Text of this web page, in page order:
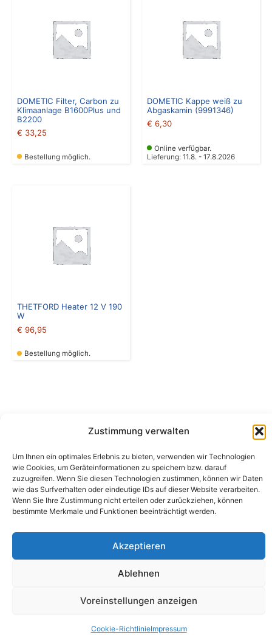
Zustimmung verwalten
Um Ihnen ein optimales Erlebnis zu bieten, verwenden wir Technologien
wie Cookies, um Geräteinformationen zu speichern bzw. darauf
zuzugreifen. Wenn Sie diesen Technologien zustimmen, können wir Daten
wie das Surfverhalten oder eindeutige IDs auf dieser Website verarbeiten.
Wenn Sie Ihre Zustimmung nicht erteilen oder zurückziehen, können
bestimmte Merkmale und Funktionen beeinträchtigt werden.
Akzeptieren
Ablehnen
Voreinstellungen anzeigen
Cookie-RichtlinieImpressum
DOMETIC Filter, Carbon zu
Klimaanlage B1600Plus und
B2200
€ 33,25
Bestellung möglich.
DOMETIC Kappe weiß zu
Abgaskamin (9991346)
€ 6,30
Online verfügbar.
Lieferung: 11.8. - 17.8.2026
THETFORD Heater 12 V 190
W
€ 96,95
Bestellung möglich.
Peter-Leardi-Weg 4, 8054 Graz
Steiermark / Österreich​
info@campingbergler.at​
Impressum
AGB
Widerrufsrecht und Formular
Datenschutzerklärung